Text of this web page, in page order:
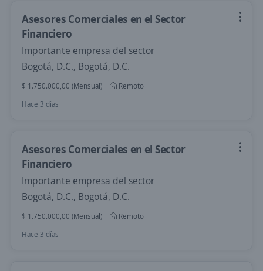
Asesores Comerciales en el Sector
Financiero
Importante empresa del sector
Bogotá, D.C., Bogotá, D.C.
$ 1.750.000,00 (Mensual)
Remoto
Hace 3 días
Asesores Comerciales en el Sector
Financiero
Importante empresa del sector
Bogotá, D.C., Bogotá, D.C.
$ 1.750.000,00 (Mensual)
Remoto
Hace 3 días